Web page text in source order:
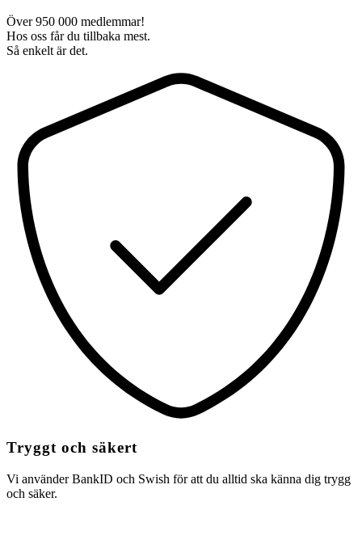
Över 950 000 medlemmar!
Hos oss får du tillbaka mest.
Så enkelt är det.
Tryggt och säkert
Vi använder BankID och Swish för att du alltid ska känna dig trygg
och säker.